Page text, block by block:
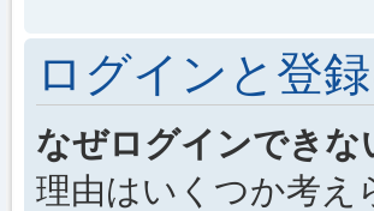
ログインと登
なぜログインできな
理由はいくつか考え